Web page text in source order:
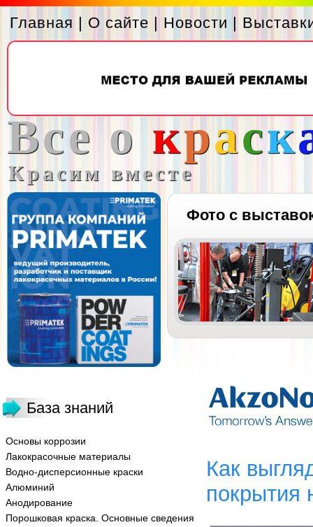
Главная | О сайте | Новости |
Все о краск
Красим вместе
Фото с
База знаний
Основы коррозии
Лакокрасочные материалы
Водно-дисперсионные краски
Алюминий
Анодирование
Порошковая краска. Основные сведения
Как
покрытия